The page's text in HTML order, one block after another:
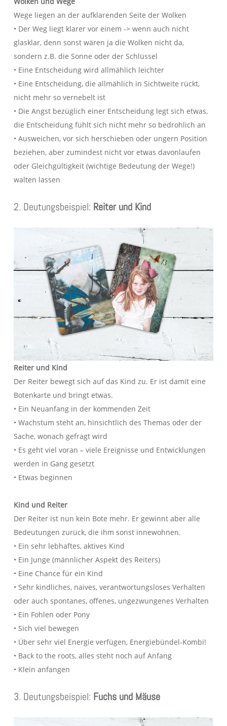
Wege liegen an der aufklarenden Seite der Wolken
• Der Weg liegt klarer vor einem -> wenn auch nicht
glasklar, denn sonst wären ja die Wolken nicht da,
sondern z.B. die Sonne oder der Schlüssel
• Eine Entscheidung wird allmählich leichter
• Eine Entscheidung, die allmählich in Sichtweite rückt,
nicht mehr so vernebelt ist
• Die Angst bezüglich einer Entscheidung legt sich etwas,
die Entscheidung fühlt sich nicht mehr so bedrohlich an
• Ausweichen, vor sich herschieben oder ungern Position
beziehen, aber zumindest nicht vor etwas davonlaufen
oder Gleichgültigkeit (wichtige Bedeutung der Wege!)
walten lassen
2. Deutungsbeispiel: Reiter und Kind
Reiter und Kind
Der Reiter bewegt sich auf das Kind zu. Er ist damit eine
Botenkarte und bringt etwas.
• Ein Neuanfang in der kommenden Zeit
• Wachstum steht an, hinsichtlich des Themas oder der
Sache, wonach gefragt wird
• Es geht viel voran – viele Ereignisse und Entwicklungen
werden in Gang gesetzt
• Etwas beginnen
Kind und Reiter
Der Reiter ist nun kein Bote mehr. Er gewinnt aber alle
Bedeutungen zurück, die ihm sonst innewohnen.
• Ein sehr lebhaftes, aktives Kind
• Ein Junge (männlicher Aspekt des Reiters)
• Eine Chance für ein Kind
• Sehr kindliches, naives, verantwortungsloses Verhalten
oder auch spontanes, offenes, ungezwungenes Verhalten
• Ein Fohlen oder Pony
• Sich viel bewegen
• Über sehr viel Energie verfügen, Energiebündel-Kombi!
• Back to the roots, alles steht noch auf Anfang
• Klein anfangen
3. Deutungsbeispiel: Fuchs und Mäuse